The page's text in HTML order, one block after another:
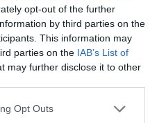
opt-out of the further
by third parties on the
This information may
parties on the IAB’s List of
may further disclose it to other
app uses one or more Google
Opt Outs